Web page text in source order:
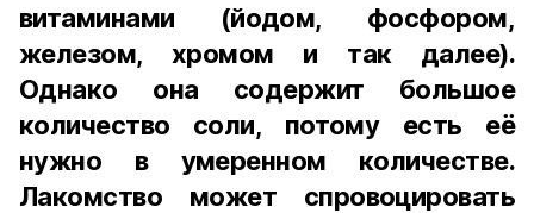
витаминами (йодом, фосфором,
железом, хромом и так далее).
Однако она содержит большое
количество соли, потому есть её
нужно в умеренном количестве.
Лакомство может спровоцировать